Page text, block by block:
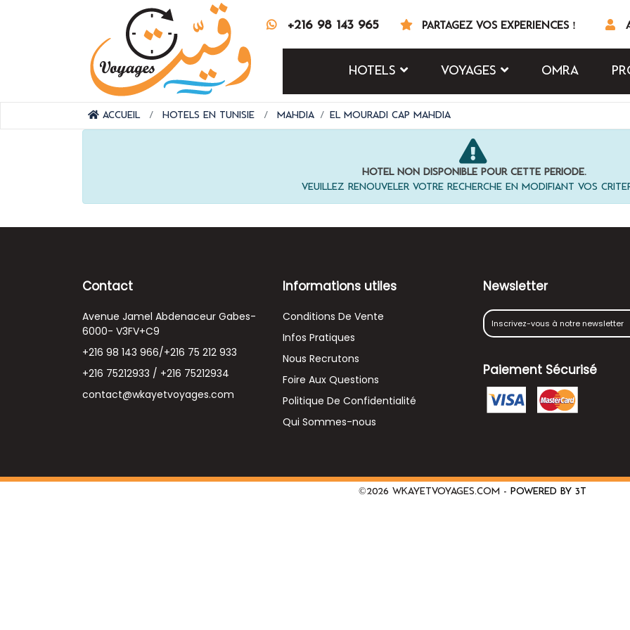
+216 98 143 965 PARTAGEZ VOS EXPÉRIENCES !
HÔTELS VOYAGES OMRA
Accueil Hôtels en Tunisie Mahdia El Mouradi Cap Mahdia
Hôtel non disponible pour cette période.
Veuillez renouveler votre recherche en modifiant vos
Contact
Avenue Jamel Abdenaceur Gabes-
6000- V3FV+C9
+216 98 143 966/+216 75 212 933
+216 75212933 / +216 75212934
contact@wkayetvoyages.com
Informations utiles
Conditions De Vente
Infos Pratiques
Nous Recrutons
Foire Aux Questions
Politique De Confidentialité
Qui Sommes-nous
Newsletter
Paiement Sécurisé
©2026 wkayetvoyages.com - Powered by 3T